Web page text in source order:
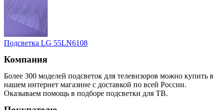
Подсветка LG 55LN6108
Компания
Более 300 моделей подсветок для телевизоров можно купить в
нашем интернет магазине с доставкой по всей России.
Оказываем помощь в подборе подсветки для ТВ.